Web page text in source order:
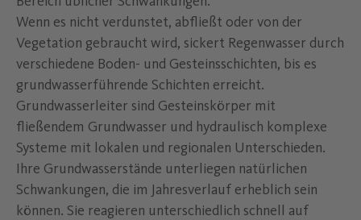
Wenn es nicht verdunstet, abfließt oder von der
Vegetation gebraucht wird, sickert Regenwasser durch
verschiedene Boden- und Gesteinsschichten, bis es
grundwasserführende Schichten erreicht.
Grundwasserleiter sind Gesteinskörper mit
fließendem Grundwasser und hydraulisch komplexe
Systeme mit lokalen und regionalen Unterschieden.
Ihre Grundwasserstände unterliegen natürlichen
Schwankungen, die im Jahresverlauf erheblich sein
können. Sie reagieren unterschiedlich schnell auf